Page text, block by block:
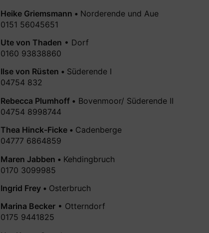
Heike Griemsmann • Norderende und Aue
0151 56045651
Ute von Thaden • Dorf
0160 93838860
Ilse von Rüsten • Süderende I
04754 832
Rebecca Plumhoff • Bovenmoor/ Süderende II
04754 8998744
Thea Hinck-Ficke • Cadenberge
04777 6864859
Maren Jabben • Kehdingbruch
0170 3099985
Ingrid Frey • Osterbruch
Marina Becker • Otterndorf
0175 9441825